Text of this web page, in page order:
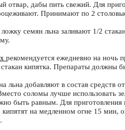
отвар, дабы пить свежий. Для
Принимают по 2
семян льна заливают 1/2
рекомендуется ежедневно на ночь
кипятка. Препараты должны
льна добавляют в состав средств
соломы лучше использовать
быть равным. Для приготовления
кипятят на медленном огне 15